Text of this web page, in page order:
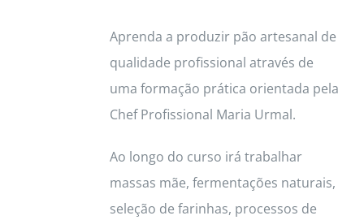
Aprenda a produzir pão artesanal de
qualidade profissional através de
uma formação prática orientada pela
Chef Profissional Maria Urmal.
Ao longo do curso irá trabalhar
massas mãe, fermentações naturais,
seleção de farinhas, processos de